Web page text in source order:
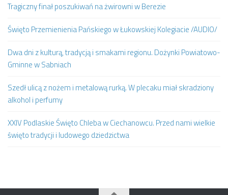
Tragiczny finał poszukiwań na żwirowni w Berezie
Święto Przemienienia Pańskiego w Łukowskiej Kolegiacie /AUDIO/
Dwa dni z kulturą, tradycją i smakami regionu. Dożynki Powiatowo-
Gminne w Sabniach
Szedł ulicą z nożem i metalową rurką. W plecaku miał skradziony
alkohol i perfumy
XXIV Podlaskie Święto Chleba w Ciechanowcu. Przed nami wielkie
święto tradycji i ludowego dziedzictwa